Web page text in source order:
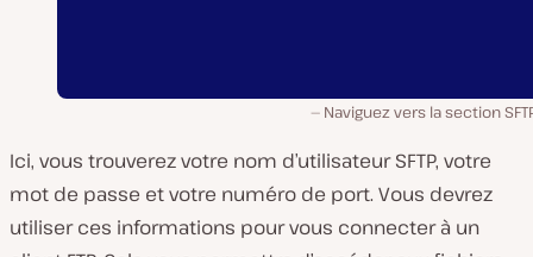
Naviguez vers la section
Ici, vous trouverez votre nom d’utilisateur SFTP, votre
mot de passe et votre numéro de port. Vous devrez
utiliser ces informations pour vous connecter à un